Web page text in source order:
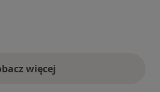
więcej
opinie powyżej